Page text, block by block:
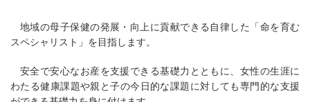
地域の母子保健の発展・向上に貢献できる自律した「命を育む
スペシャリスト」を目指します。
安全で安心なお産を支援できる基礎力とともに、女性の生涯に
わたる健康課題や親と子の今日的な課題に対しても専門的な支援